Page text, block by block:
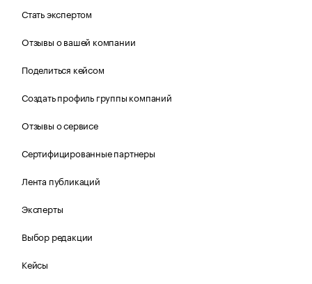
Стать экспертом
Отзывы о вашей компании
Поделиться кейсом
Создать профиль группы компаний
Отзывы о сервисе
Сертифицированные партнеры
Лента публикаций
Эксперты
Выбор редакции
Кейсы